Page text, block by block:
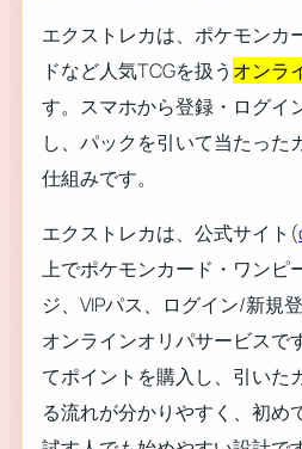
エクストレカは、ポケモンカ
ドなど人気TCGを扱う オンラ
す。スマホから登録・ログイ
し、パックを引いて当たった
仕組みです。
エクストレカは、公式サイト(
上でポケモンカード・ワンピ
ジ、VIPパス、ログイン/新規
オンラインオリパサービスで
てポイントを購入し、引いた
る流れが分かりやすく、初め